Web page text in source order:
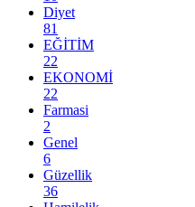
Diyet
81
EĞİTİM
22
EKONOMİ
22
Farmasi
2
Genel
6
Güzellik
36